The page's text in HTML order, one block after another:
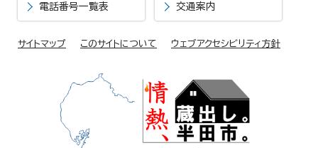
電話番号一覧表 交通案内
サイトマップ このサイトについて ウェブアクセシビリティ方針